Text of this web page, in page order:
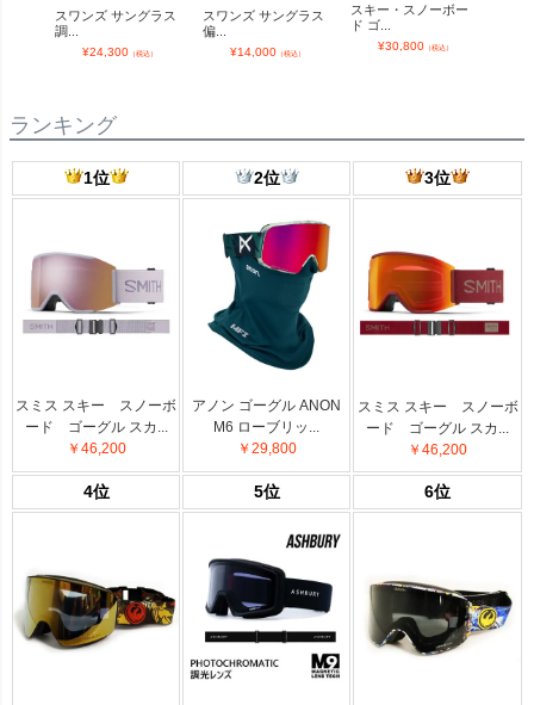
スワンズ サングラス
調...
¥24,300（税込）
スワンズ サングラス
偏...
¥14,000（税込）
スキー・スノーボー
ド ゴ...
¥30,800（税込）
ランキング
1位 2位 3位
スミス スキー スノーボ
ード ゴーグル スカ...
￥46,200
アノン ゴーグル ANON
M6 ローブリッ...
￥29,800
スミス スキー スノーボ
ード ゴーグル スカ...
￥46,200
4位 5位 6位